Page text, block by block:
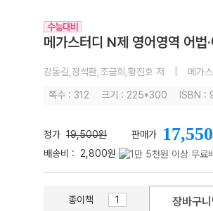
수능대비
메가스터디 N제 영어영역 어
강동길,정석환,조금희,황진호 저 메가
쪽수 : 312 크기 : 225*300 ISBN :
정가 19,500원 판매가 17,550
배송비 : 2,800원
종이책 장바구니